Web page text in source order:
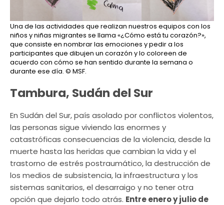
Una de las actividades que realizan nuestros equipos con los
niños y niñas migrantes se llama «¿Cómo está tu corazón?»,
que consiste en nombrar las emociones y pedir a los
participantes que dibujen un corazón y lo coloreen de
acuerdo con cómo se han sentido durante la semana o
durante ese día. © MSF.
Tambura, Sudán del Sur
En Sudán del Sur, país asolado por conflictos violentos,
las personas sigue viviendo las enormes y
catastróficas consecuencias de la violencia, desde la
muerte hasta las heridas que cambian la vida y el
trastorno de estrés postraumático, la destrucción de
los medios de subsistencia, la infraestructura y los
sistemas sanitarios, el desarraigo y no tener otra
opción que dejarlo todo atrás. Entre enero y julio de